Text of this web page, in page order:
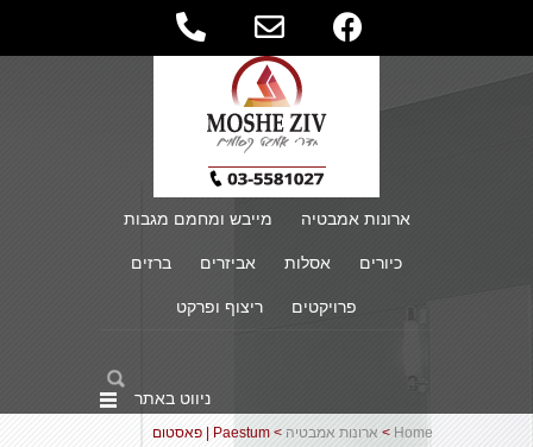
ארונות אמבטיה מייבש ומחמם מגבות
כיורים אסלות אביזרים ברזים
פרויקטים ריצוף ופרקט
ניווט באתר
Home
> ארונות אמבטיה > Paestum | פאסטום